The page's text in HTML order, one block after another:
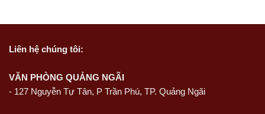
Liên hệ chúng tôi:
VĂN PHÒNG QUẢNG NGÃI
- 127 Nguyễn Tự Tân, P Trần Phú, TP. Quảng Ngãi